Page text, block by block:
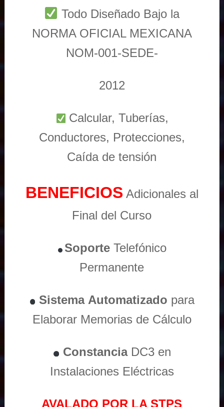
Todo Diseñado Bajo la
NORMA OFICIAL MEXICANA
NOM-001-SEDE-
2012
Calcular, Tuberías,
Conductores, Protecciones,
Caída de tensión
BENEFICIOS Adicionales al
Final del Curso
Soporte Telefónico
Permanente
Sistema Automatizado para
Elaborar Memorias de Cálculo
ConstanciaDC3 en
Instalaciones Eléctricas
AVALADO POR LA STPS